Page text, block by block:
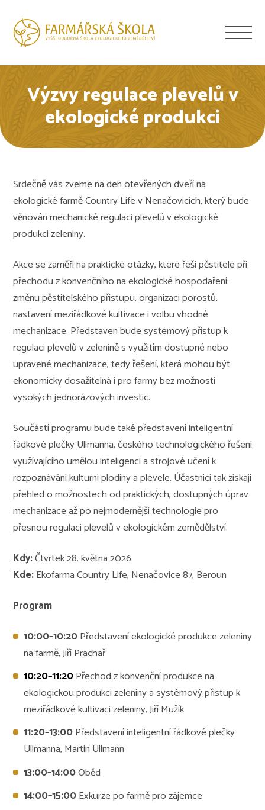
Výzvy regulace plevelů v
ekologické produkci
Srdečně vás zveme na den otevřených dveří na
ekologické farmě Country Life v Nenačovicích, který bude
věnován mechanické regulaci plevelů v ekologické
produkci zeleniny.
Akce se zaměří na praktické otázky, které řeší pěstitelé při
přechodu z konvenčního na ekologické hospodaření:
změnu pěstitelského přístupu, organizaci porostů,
nastavení meziřádkové kultivace i volbu vhodné
mechanizace. Představen bude systémový přístup k
regulaci plevelů v zelenině s využitím dostupné nebo
upravené mechanizace, tedy řešení, která mohou být
ekonomicky dosažitelná i pro farmy bez možnosti
vysokých jednorázových investic.
Součástí programu bude také představení inteligentní
řádkové plečky Ullmanna, českého technologického řešení
využívajícího umělou inteligenci a strojové učení k
rozpoznávání kulturní plodiny a plevele. Účastníci tak získají
přehled o možnostech od praktických, dostupných úprav
mechanizace až po nejmodernější technologie pro
přesnou regulaci plevelů v ekologickém zemědělství.
Kdy:Čtvrtek 28. května 2026
Kde:Ekofarma Country Life, Nenačovice 87, Beroun
Program
10:00–10:20Představení ekologické produkce zeleniny
na farmě, Jiří Prachař
10:20–11:20Přechod z konvenční produkce na
ekologickou produkci zeleniny a systémový přístup k
meziřádkové kultivaci zeleniny, Jiří Mužík
11:20–13:00Představení inteligentní řádkové plečky
Ullmanna, Martin Ullmann
13:00–14:00Oběd
14:00–15:00Exkurze po farmě pro zájemce